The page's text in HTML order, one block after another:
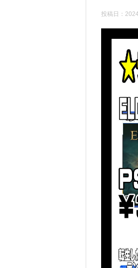
投稿日：